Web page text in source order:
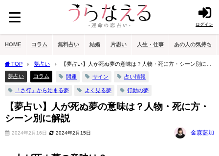
ログイン
HOME コラム 無料占い 結婚 片思い 人生・仕事 あの人の気持ち
TOP 夢占い
【夢占い】人が死ぬ夢の意味は？人物・死に方・シーン別に解
説
夢占い コラム 開運 サイン 占い情報
「さ行」から始まる夢 よく見る夢 行動の夢
【夢占い】人が死ぬ夢の意味は？人物・死に方・
シーン別に解説
2024年2月16日 2024年2月15日 金森藍加